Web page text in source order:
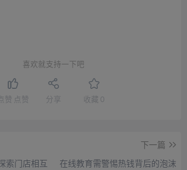
喜欢就支持一下吧
赞 点赞 分享 收藏 0
索门店相互
下一篇
在线教育需警惕热钱背后的泡沫